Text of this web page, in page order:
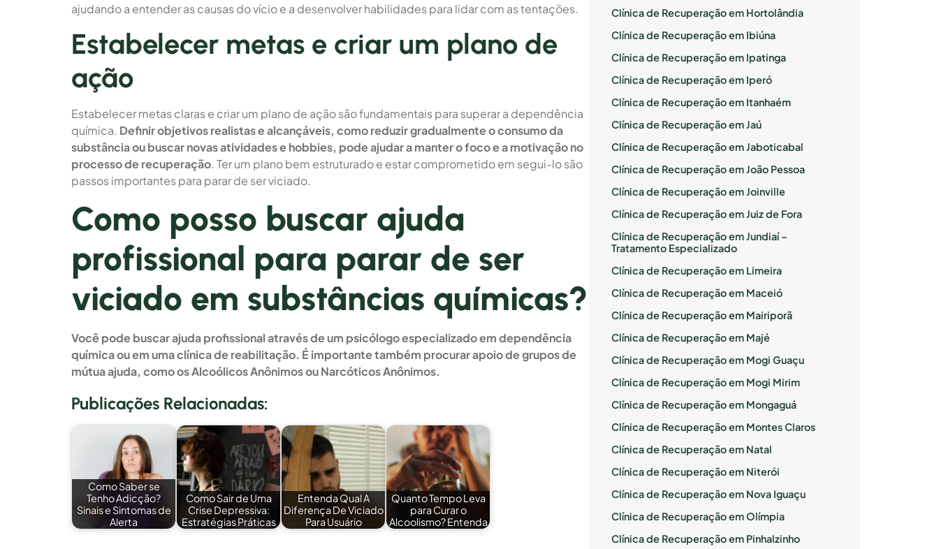
ajudando a entender as causas do vício e a desenvolver habilidades para lidar com as tentações.
Estabelecer metas e criar um plano de
ação
Estabelecer metas claras e criar um plano de ação são fundamentais para superar a dependência
química. Definir objetivos realistas e alcançáveis, como reduzir gradualmente o consumo da
substância ou buscar novas atividades e hobbies, pode ajudar a manter o foco e a motivação no
processo de recuperação. Ter um plano bem estruturado e estar comprometido em segui-lo são
passos importantes para parar de ser viciado.
Como posso buscar ajuda
profissional para parar de ser
viciado em substâncias químicas?
Você pode buscar ajuda profissional através de um psicólogo especializado em dependência
química ou em uma clínica de reabilitação. É importante também procurar apoio de grupos de
mútua ajuda, como os Alcoólicos Anônimos ou Narcóticos Anônimos.
Publicações Relacionadas:
Como Saber se
Tenho Adicção?
Sinais e Sintomas de
Alerta
Como Sair de Uma
Crise Depressiva:
Estratégias Práticas
Entenda Qual A
Diferença De Viciado
Para Usuário
Quanto Tempo Leva
para Curar o
Alcoolismo? Entenda
Clínica de Recuperação em Hortolândia
Clínica de Recuperação em Ibiúna
Clínica de Recuperação em Ipatinga
Clínica de Recuperação em Iperó
Clínica de Recuperação em Itanhaém
Clínica de Recuperação em Jaú
Clínica de Recuperação em Jaboticabal
Clínica de Recuperação em João Pessoa
Clínica de Recuperação em Joinville
Clínica de Recuperação em Juiz de Fora
Clínica de Recuperação em Jundiaí –
Tratamento Especializado
Clínica de Recuperação em Limeira
Clínica de Recuperação em Maceió
Clínica de Recuperação em Mairiporã
Clínica de Recuperação em Majé
Clínica de Recuperação em Mogi Guaçu
Clínica de Recuperação em Mogi Mirim
Clínica de Recuperação em Mongaguá
Clínica de Recuperação em Montes Claros
Clínica de Recuperação em Natal
Clínica de Recuperação em Niterói
Clínica de Recuperação em Nova Iguaçu
Clínica de Recuperação em Olímpia
Clínica de Recuperação em Pinhalzinho